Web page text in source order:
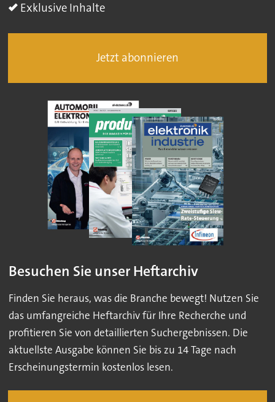
Exklusive Inhalte
Jetzt abonnieren
Besuchen Sie unser Heftarchiv
Finden Sie heraus, was die Branche bewegt! Nutzen Sie
das umfangreiche Heftarchiv für Ihre Recherche und
profitieren Sie von detaillierten Suchergebnissen. Die
aktuellste Ausgabe können Sie bis zu 14 Tage nach
Erscheinungstermin kostenlos lesen.